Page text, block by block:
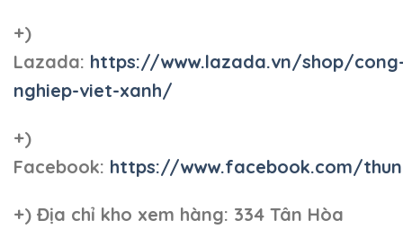
+)
Lazada: https://www.lazada.vn/shop/
nghiep-viet-xanh/
+)
Facebook: https://www.facebook.com/
+) Địa chỉ kho xem hàng: 334 Tân Hòa